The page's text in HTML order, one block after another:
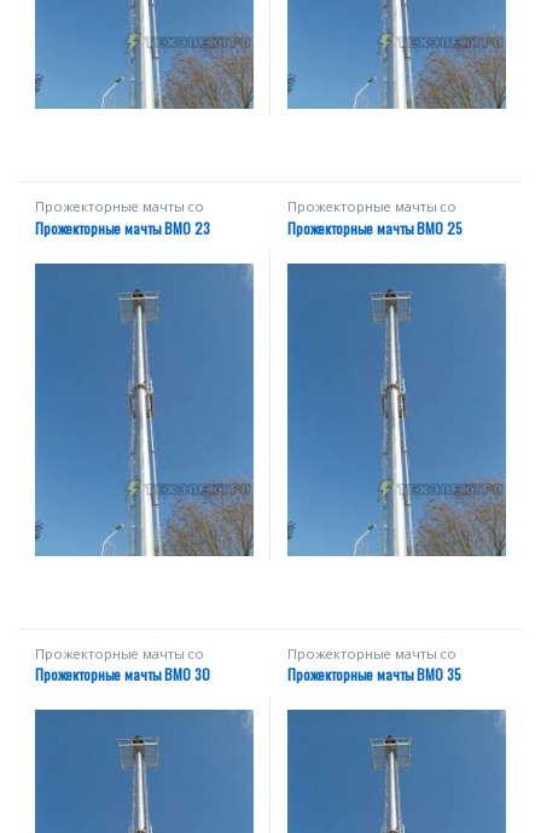
Прожекторные мачты со
стационарной короной
Прожекторные мачты ВМО 23
Прожекторные мачты со
стационарной короной
Прожекторные мачты ВМО 25
Прожекторные мачты со
стационарной короной
Прожекторные мачты ВМО 30
Прожекторные мачты со
стационарной короной
Прожекторные мачты ВМО 35